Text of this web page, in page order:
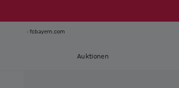
fcbayern.com
Auktionen